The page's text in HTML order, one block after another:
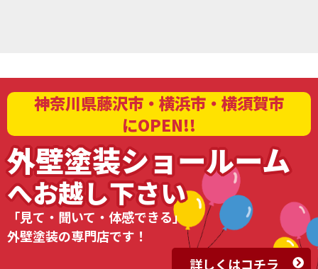
神奈川県藤沢市・横浜市・横須賀市
にOPEN!!
外壁塗装ショールーム
へお越し下さい
「見て・聞いて・体感できる」
外壁塗装の専門店です！
詳しくはコチラ